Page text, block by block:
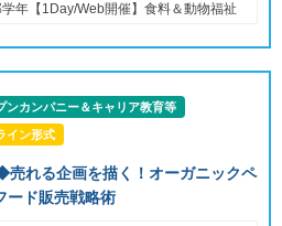
年【1Day/Web開催】食料＆動物福祉
ンカンパニー＆キャリア教育等
イン形式
れる企画を描く！オーガニックペ
ード販売戦略術